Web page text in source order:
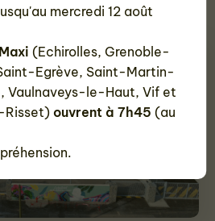
mercredi 12 août
(Echirolles, Grenoble-
Egrève, Saint-Martin-
Vaulnaveys-le-Haut, Vif et
ouvrent à 7h45(au
Grenoble